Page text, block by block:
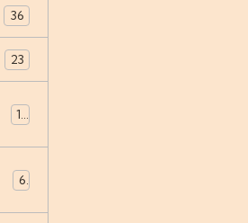
36
23
18
6